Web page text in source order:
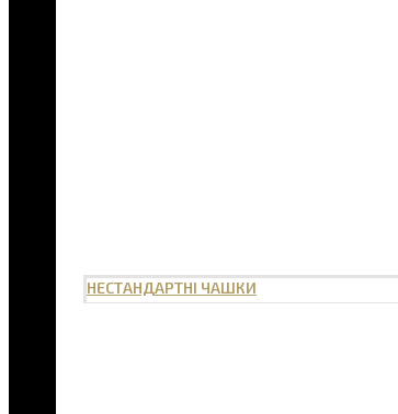
НЕСТАНДАРТНІ ЧАШКИ